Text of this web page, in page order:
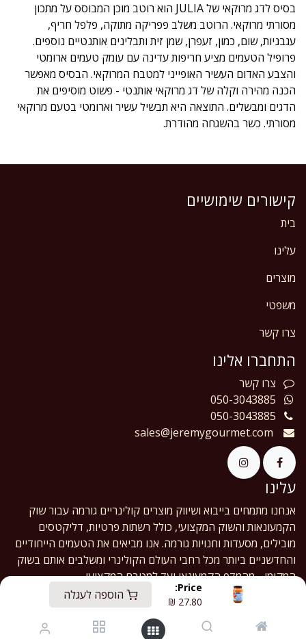
Price:
27.80
₪ הוספה לעגלה
בסיס לדג מרוקאי של JULIA הוא רוטב מוכן המבוסס על מתכון
מסורתי מרוקאי. הרוטב משלב פפריקה מתוקה, פלפל חריף,
עגבניות, שום, כמון, זעפרן, שמן זית ותבלינים אותנטיים נוספים.
פרופיל הטעמים מציע חריפות עדינה עם עומק טעמים ארומטי
והצבע האדום העשיר האופייני למטבח המרוקאי. הבסיס מאפשר
הכנה מהירה וקלה של דג מרוקאי אותנטי - פשוט מוסיפים את
הדגים ומבשלים. התוצאה היא תבשיל עשיר וארומטי בטעם מרוקאי
מסורתי. כשר בהשגחה מהודרת.
קישורים שימושיים
בית
עלינו
מוצרים
משפטי
צרו קשר
התחברו אלינו
צרו קשר
050-3043885
050-3043885
sales@jeremygourmet.com
עלינו
אנחנו מתמחים בייבוא ושיווק מוצרים קולינריים גורמה עבור שוק
הקמעונאות והשוק המקצועי, כולל רשתות פרטיות, דליקטסים
מובילים, מסעדות וחנויות גורמה. אנו מביאים את הטעמים הייחודיים
והחדשניים ביותר מכל רחבי העולם הקולינרי ומשלבים אותם בשוק
המקומי - מהמדף הקמעונאי ועד למטבח המקצועי.
Copyright © Jeremy Gourmet Ltd.
English (US)